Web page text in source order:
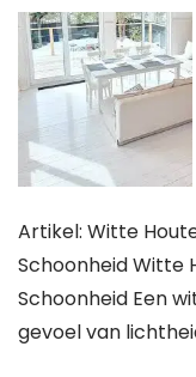
Artikel: Witte
Schoonheid Witte
Schoonheid Een
gevoel van